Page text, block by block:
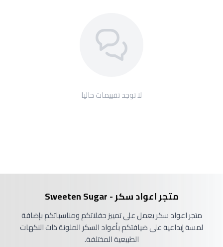
لا توجد تقييمات حاليا
متجر اعواد سكر - Sweeten Sugar
متجر اعواد سكر يعمل على تمييز حفلاتكم ومناسباتكم بإضافة
لمسة إبداعية على ضيافتكم بأعواد السكر الملونة ذات النكهات
الطبيعية المختلفة.